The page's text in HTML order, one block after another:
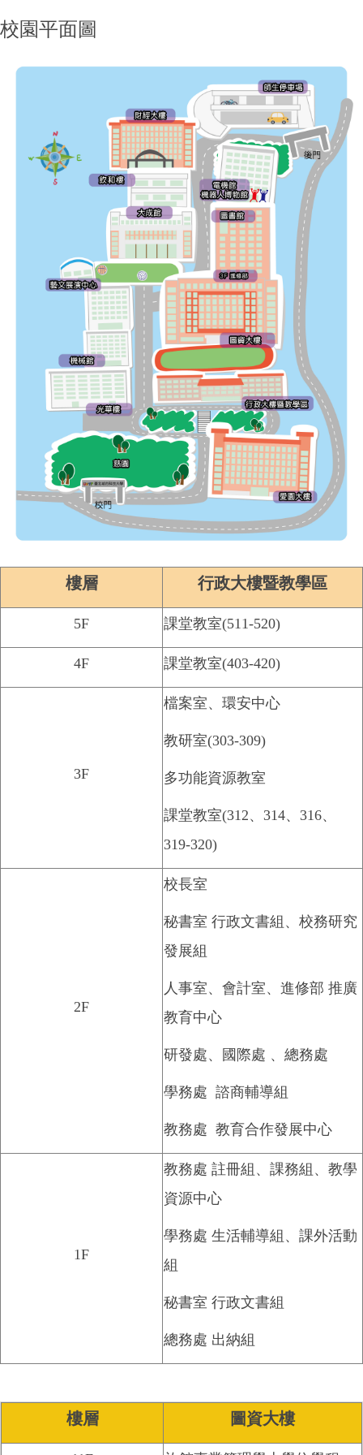
校園平面圖
樓層 行政大樓暨教學區
5F 課堂教室(511-520)
4F 課堂教室(403-420)
3F
檔案室、環安中心
教研室(303-309)
多功能資源教室
課堂教室(312、314、316、
319-320)
2F
校長室
秘書室 行政文書組、校務研究
發展組
人事室、會計室、進修部 推廣
教育中心
研發處、國際處 、總務處
學務處 諮商輔導組
教務處 教育合作發展中心
1F
教務處 註冊組、課務組、教學
資源中心
學務處 生活輔導組、 課外活動
組
秘書室 行政文書組
總務處 出納組
樓層 圖資大樓